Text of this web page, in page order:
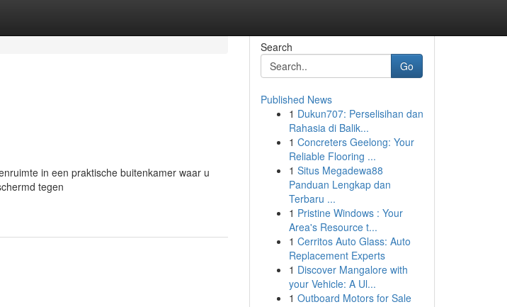
in een praktische buitenkamer waar u
tegen
Search
Go
Published News
1 Dukun707: Perselisihan dan
Rahasia di Balik...
1 Concreters Geelong: Your
Reliable Flooring ...
1 Situs Megadewa88
Panduan Lengkap dan
Terbaru ...
1 Pristine Windows : Your
Area's Resource t...
1 Cerritos Auto Glass: Auto
Replacement Experts
1 Discover Mangalore with
your Vehicle: A Ul...
1 Outboard Motors for Sale